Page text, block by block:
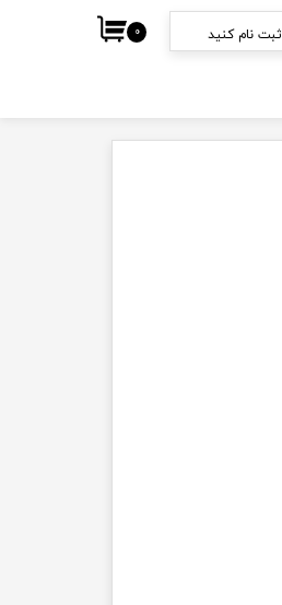
ثبت نام کنید ۰